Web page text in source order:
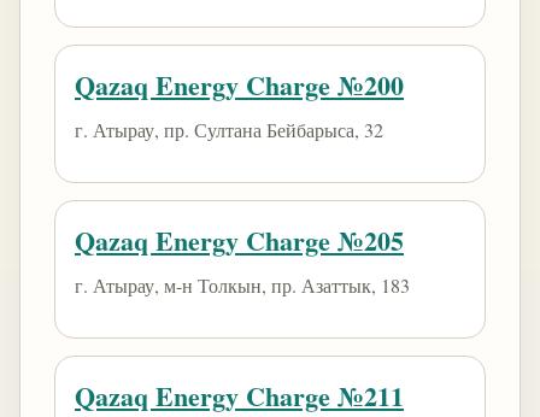
Qazaq Energy Charge №200
г. Атырау, пр. Султана Бейбарыса, 32
Qazaq Energy Charge №205
г. Атырау, м-н Толкын, пр. Азаттык, 183
Qazaq Energy Charge №211